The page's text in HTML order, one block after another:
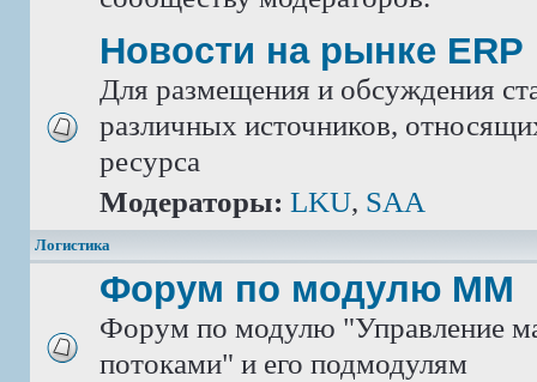
Новости на рынке ERP
Для размещения и обсуждения
различных источников,
ресурса
Модераторы: LKU, SAA
Логистика
Форум по модулю ММ
Форум по модулю "Управление
потоками" и его подмодулям